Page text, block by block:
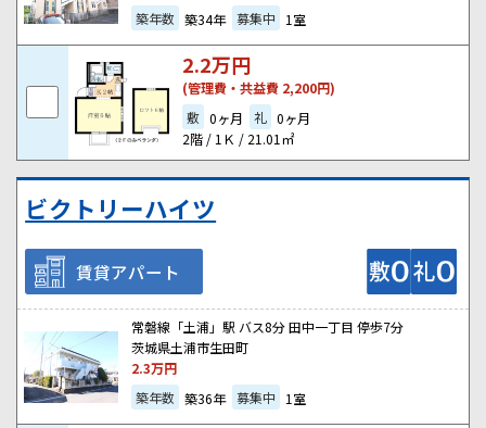
築年数 築34年 募集中 1室
2.2万円
(管理費・共益費 2,200円)
敷 0ヶ月 礼 0ヶ月
2階 / 1Ｋ / 21.01㎡
ビクトリーハイツ
賃貸アパート
常磐線「土浦」駅 バス8分 田中一丁目 停歩7分
茨城県土浦市生田町
2.3万円
築年数 築36年 募集中 1室